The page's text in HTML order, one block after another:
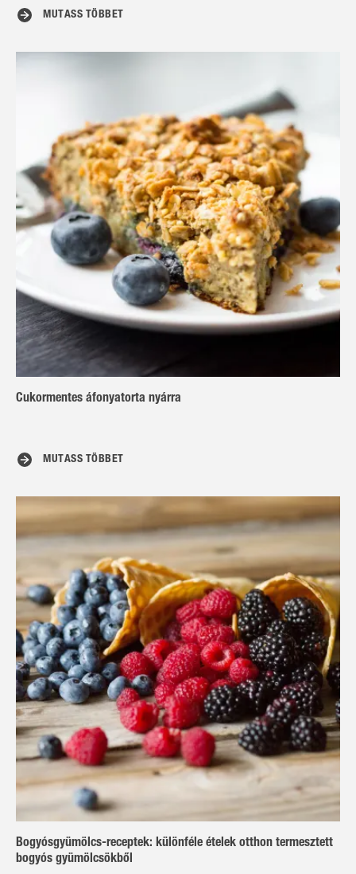
MUTASS TÖBBET
Cukormentes áfonyatorta nyárra
MUTASS TÖBBET
Bogyósgyümölcs-receptek: különféle ételek otthon termesztett
bogyós gyümölcsökből